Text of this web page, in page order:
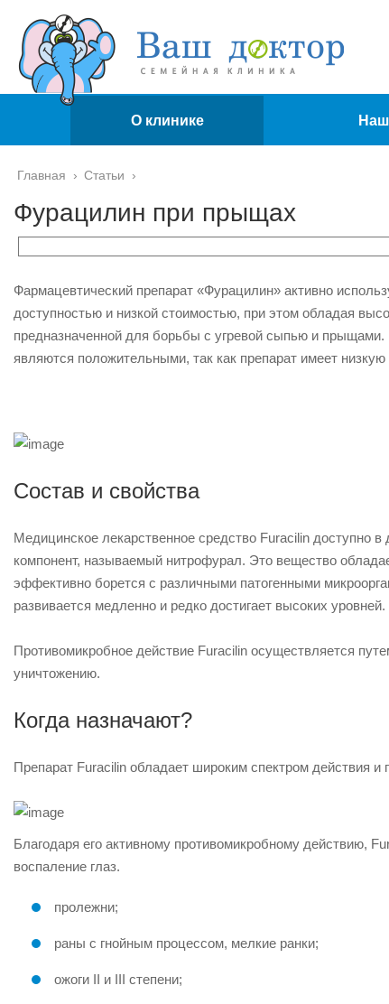
О клинике
Главная › Статьи ›
Фурацилин при прыщах
Фармацевтический препарат «Фурацилин» активно
доступностью и низкой стоимостью, при этом обладая
предназначенной для борьбы с угревой сыпью и
являются положительными, так как препарат имеет
Состав и свойства
Медицинское лекарственное средство Furacilin доступно
компонент, называемый нитрофурал. Это вещество
эффективно борется с различными патогенными
развивается медленно и редко достигает высоких уровней.
Противомикробное действие Furacilin осуществляется
уничтожению.
Когда назначают?
Препарат Furacilin обладает широким спектром действия
Благодаря его активному противомикробному действию,
воспаление глаз.
пролежни;
раны с гнойным процессом, мелкие ранки;
ожоги II и III степени;